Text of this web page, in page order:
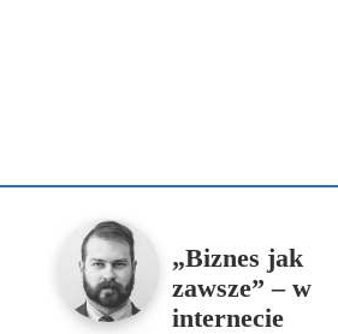
„Biznes jak
zawsze” – w
internecie